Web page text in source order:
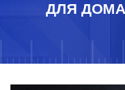
ДЛЯ